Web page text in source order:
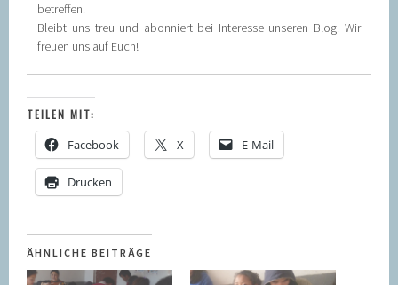
betreffen.
Bleibt uns treu und abonniert bei Interesse unseren Blog. Wir
freuen uns auf Euch!
TEILEN MIT:
Facebook X E-Mail
Drucken
ÄHNLICHE BEITRÄGE